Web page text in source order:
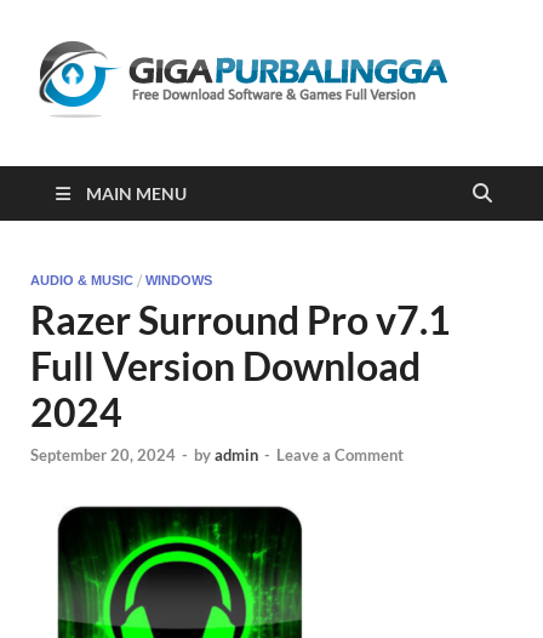
2023
MAIN MENU
AUDIO & MUSIC / WINDOWS
Razer Surround Pro v7.1
Full Version Download
2024
September 20, 2024 - byadmin - Leave a Comment